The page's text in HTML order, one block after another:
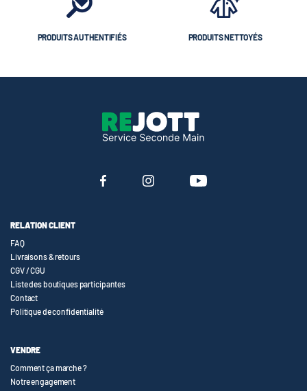
PRODUITS AUTHENTIFIÉS PRODUITS NETTOYÉS
RELATION CLIENT
FAQ
Livraisons & retours
CGV / CGU
Liste des boutiques participantes
Contact
Politique de confidentialité
VENDRE
Comment ça marche ?
Notre engagement